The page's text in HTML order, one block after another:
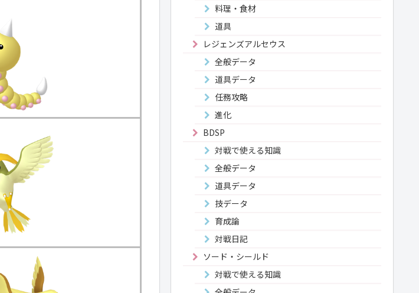
料理・食材
道具
レジェンズアルセウス
全般データ
道具データ
任務攻略
進化
BDSP
対戦で使える知識
全般データ
道具データ
技データ
育成論
対戦日記
ソード・シールド
対戦で使える知識